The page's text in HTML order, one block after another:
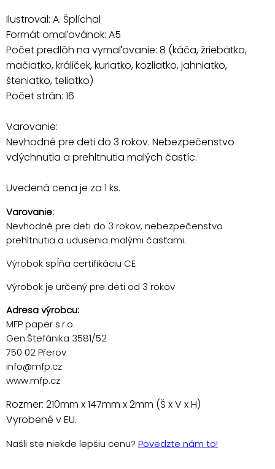
Ilustroval: A. Šplíchal
Formát omaľovánok: A5
Počet predlôh na vymaľovanie: 8 (káča, žriebätko,
mačiatko, králiček, kuriatko, kozliatko, jahniatko,
šteniatko, teliatko)
Počet strán: 16
Varovanie:
Nevhodné pre deti do 3 rokov. Nebezpečenstvo
vdýchnutia a prehltnutia malých častíc.
Uvedená cena je za 1 ks.
Varovanie:
Nevhodné pre deti do 3 rokov, nebezpečenstvo
prehltnutia a udusenia malými časťami.
Výrobok spĺňa certifikáciu CE
Výrobok je určený pre deti od 3 rokov
Adresa výrobcu:
MFP paper s.r.o.
Gen.Štefánika 3581/52
750 02 Přerov
info@mfp.cz
www.mfp.cz
Rozmer: 210mm x 147mm x 2mm (Š x V x H)
Vyrobené v EU.
Našli ste niekde lepšiu cenu? Povedzte nám to!